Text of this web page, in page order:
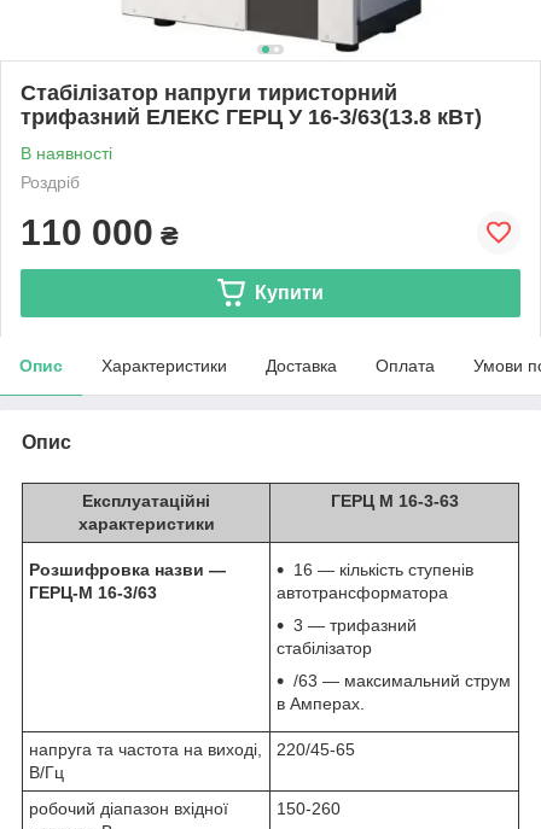
Стабілізатор напруги тиристорний
трифазний ЕЛЕКС ГЕРЦ У 16-3/63(13.8 кВт)
В наявності
Роздріб
110 000 ₴
Купити
Опис Характеристики Доставка Оплата Умови
Опис
Експлуатаційні
характеристики
ГЕРЦ М 16-3-63
Розшифровка назви —
ГЕРЦ-М 16-3/63
16 — кількість ступенів
автотрансформатора
3 — трифазний
стабілізатор
/63 — максимальний струм
в Амперах.
напруга та частота на виході,
В/Гц
220/45-65
робочий діапазон вхідної
150-260